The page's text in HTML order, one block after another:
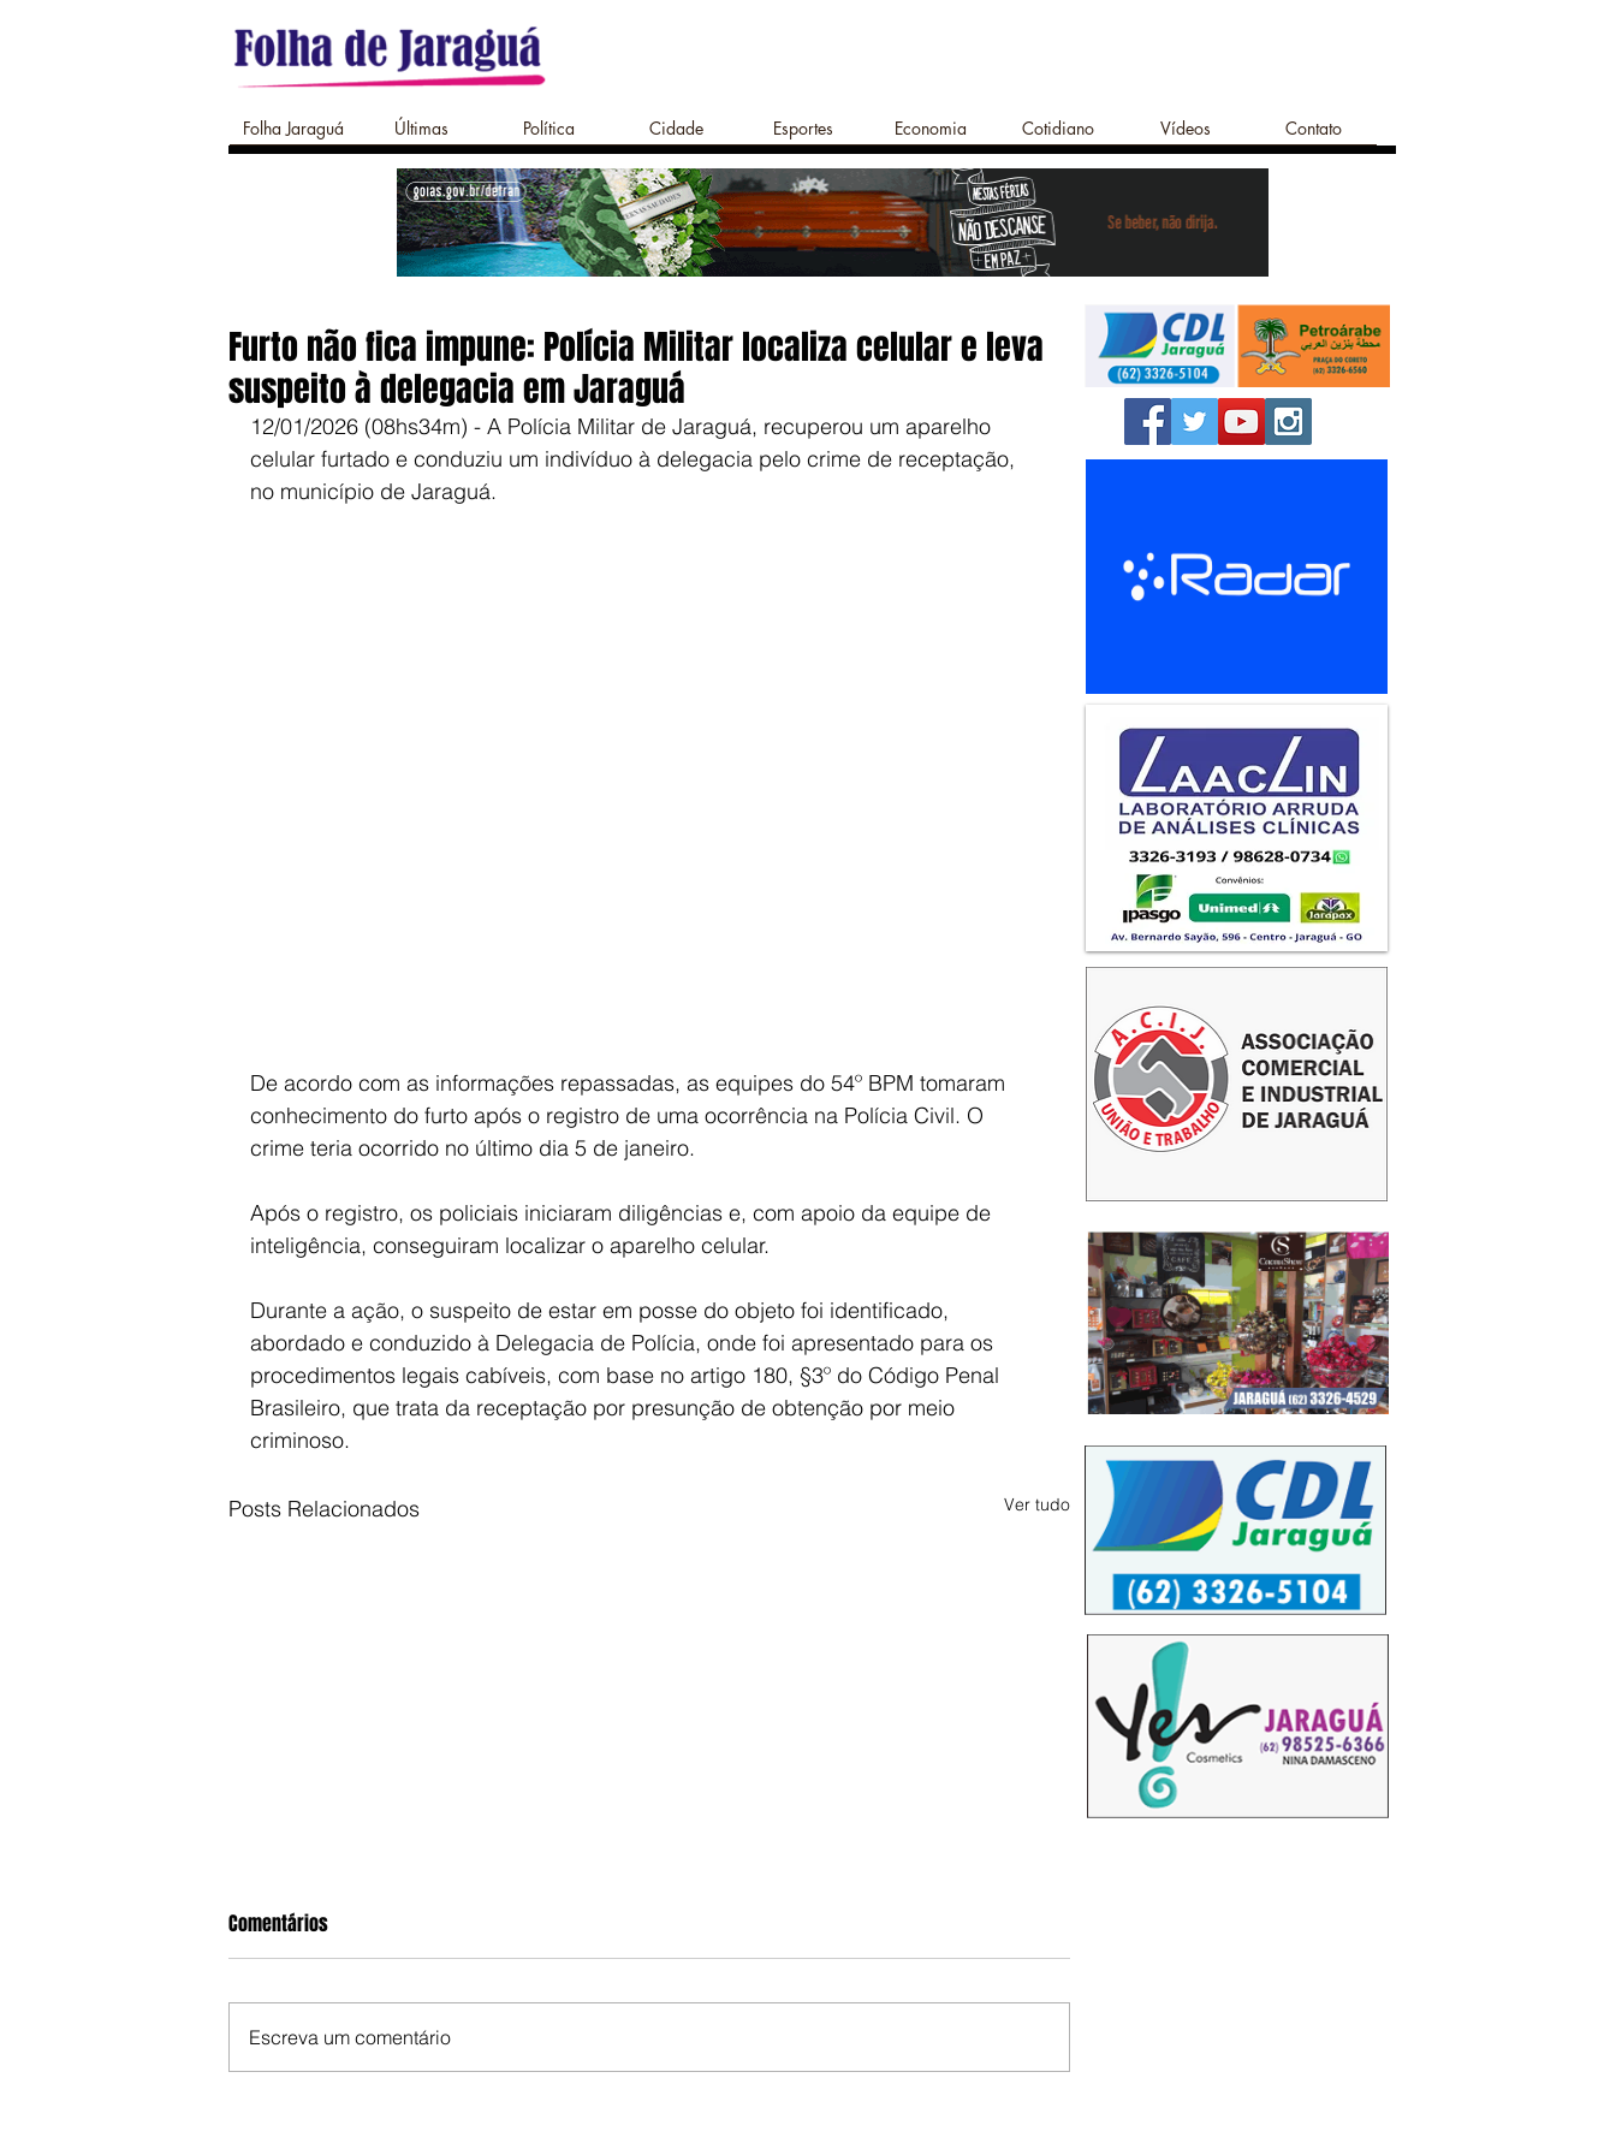
Folha Jaraguá Últimas Política Cidade Esportes Economia Cotidiano Vídeos Contato
Furto não fica impune: Polícia Militar localiza celular e leva
suspeito à delegacia em Jaraguá
12/01/2026 (08hs34m) - A Polícia Militar de Jaraguá, recuperou um aparelho
celular furtado e conduziu um indivíduo à delegacia pelo crime de receptação,
no município de Jaraguá.
De acordo com as informações repassadas, as equipes do 54º BPM tomaram
conhecimento do furto após o registro de uma ocorrência na Polícia Civil. O
crime teria ocorrido no último dia 5 de janeiro.
Após o registro, os policiais iniciaram diligências e, com apoio da equipe de
inteligência, conseguiram localizar o aparelho celular.
Durante a ação, o suspeito de estar em posse do objeto foi identificado,
abordado e conduzido à Delegacia de Polícia, onde foi apresentado para os
procedimentos legais cabíveis, com base no artigo 180, §3º do Código Penal
Brasileiro, que trata da receptação por presunção de obtenção por meio
criminoso.
Posts Relacionados Ver tudo
Comentários
Escreva um comentário